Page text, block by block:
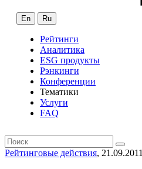
En Ru
Рейтинги
Аналитика
ESG продукты
Рэнкинги
Конференции
Тематики
Услуги
FAQ
Рейтинговые действия, 21.09.2011